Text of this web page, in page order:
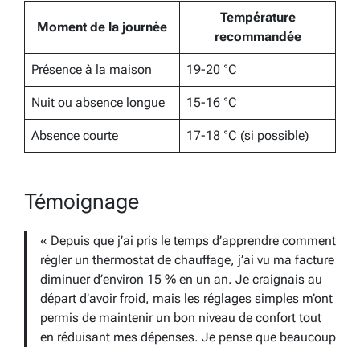
Moment de la journée
Température
recommandée
Présence à la maison 19-20 °C
Nuit ou absence longue 15-16 °C
Absence courte 17-18 °C (si possible)
Témoignage
« Depuis que j’ai pris le temps d’apprendre comment
régler un thermostat de chauffage, j’ai vu ma facture
diminuer d’environ 15 % en un an. Je craignais au
départ d’avoir froid, mais les réglages simples m’ont
permis de maintenir un bon niveau de confort tout
en réduisant mes dépenses. Je pense que beaucoup